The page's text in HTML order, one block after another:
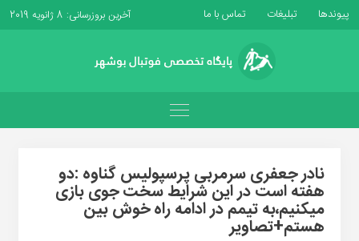
پیوندها تبلیغات تماس با ما آخرین بروزرسانی: 8 ژانویه 2019
نادر جعفری سرمربی پرسپولیس گناوه :دو
هفته است در این شرایط سخت جوی بازی
میکنیم،به تیمم در ادامه راه خوش بین
هستم+تصاویر